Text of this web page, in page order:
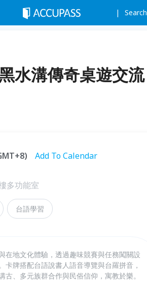
Search
水溝傳奇桌遊交流
Add To Calendar
多功能室
台語學習
在地文化體驗，透過趣味競賽與任務闖關設
牌搭配台語說書人語音導覽與台羅拼音，
、多元族群合作與民俗信仰，寓教於樂。